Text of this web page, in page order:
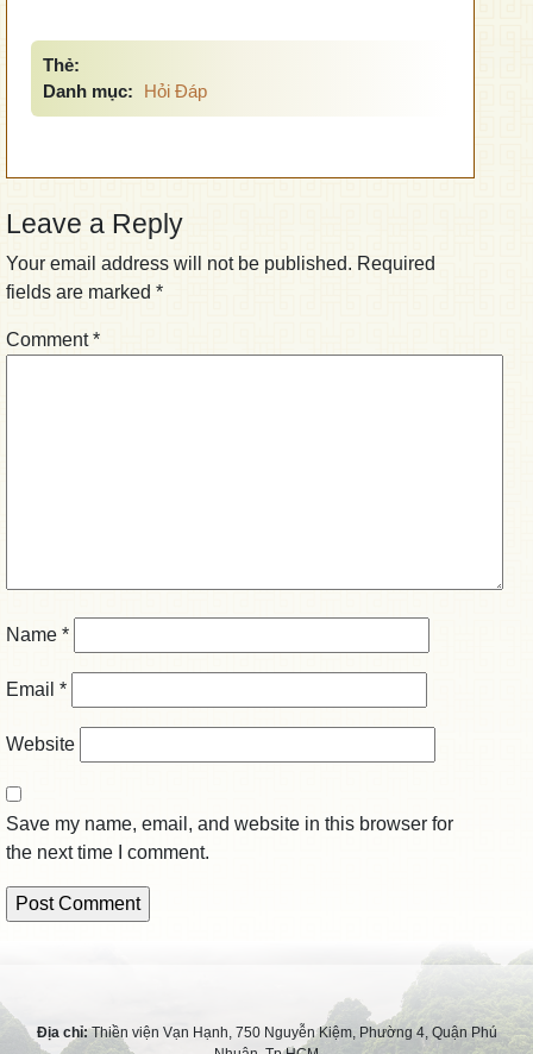
Thẻ:
Danh mục:
Hỏi Đáp
Leave a Reply
Your email address will not be published. Required
fields are marked *
Comment*
Name *
Email *
Website
Save my name, email, and website in this browser for
the next time I comment.
Địa chỉ:Thiền viện Vạn Hạnh, 750 Nguyễn Kiệm, Phường 4, Quận Phú